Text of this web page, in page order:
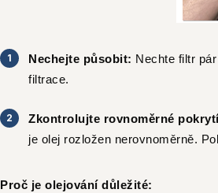
Nechejte působit: Nechte filtr
filtrace.
Zkontrolujte rovnoměrné
je olej rozložen nerovnoměrně.
Proč je olejování důležité: